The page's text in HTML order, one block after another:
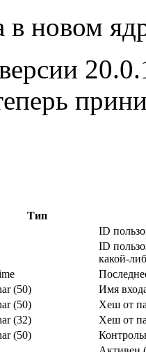
в новом
Тип
ID
ID
какой-
(50)
Имя
(50)
Хеш от
(32)
Хеш от
(50)